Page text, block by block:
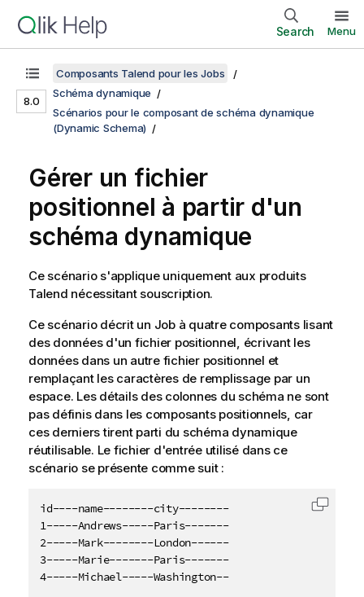
Search Menu
8.0
Composants Talend pour les Jobs
Schéma dynamique
Scénarios pour le composant de schéma dynamique
(Dynamic Schema)
Gérer un fichier
positionnel à partir d'un
schéma dynamique
Ce scénario s'applique uniquement aux produits
Talend nécessitant souscription.
Ce scénario décrit un Job à quatre composants lisant
des données d'un fichier positionnel, écrivant les
données dans un autre fichier positionnel et
remplaçant les caractères de remplissage par un
espace. Les détails des colonnes du schéma ne sont
pas définis dans les composants positionnels, car
ces derniers tirent parti du schéma dynamique
réutilisable. Le fichier d'entrée utilisé dans ce
scénario se présente comme suit :
id----name--------city--------
1-----Andrews-----Paris-------
2-----Mark--------London------
3-----Marie-------Paris-------
4-----Michael-----Washington--
Copier